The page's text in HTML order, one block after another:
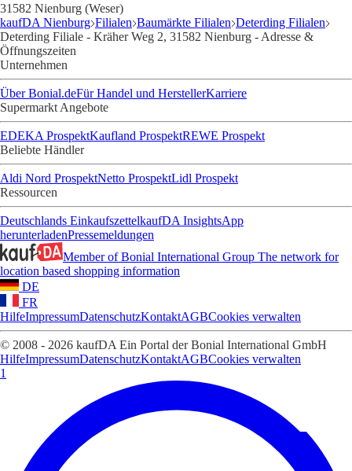
31582 Nienburg (Weser)
kaufDA Nienburg Filialen Baumärkte Filialen Deterding Filialen
Deterding Filiale - Kräher Weg 2, 31582 Nienburg - Adresse &
Öffnungszeiten
Unternehmen
Über Bonial.deFür Handel und HerstellerKarriere
Supermarkt Angebote
EDEKA ProspektKaufland ProspektREWE Prospekt
Beliebte Händler
Aldi Nord ProspektNetto ProspektLidl Prospekt
Ressourcen
Deutschlands EinkaufszettelkaufDA InsightsApp
herunterladenPressemeldungen
Member of Bonial International Group The network for
location based shopping information
DE
FR
HilfeImpressumDatenschutzKontaktAGBCookies verwalten
© 2008 - 2026 kaufDA Ein Portal der Bonial International GmbH
HilfeImpressumDatenschutzKontaktAGBCookies verwalten
1